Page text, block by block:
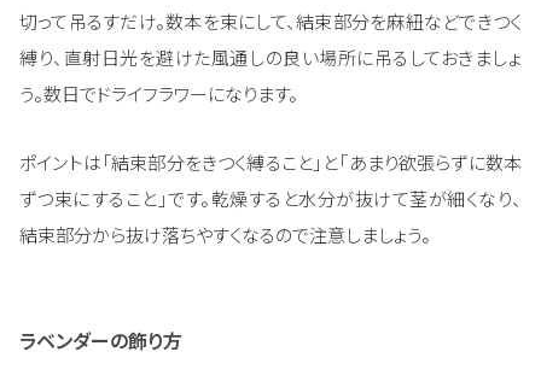
切って吊るすだけ。数本を束にして、結束部分を麻紐などできつく
縛り、直射日光を避けた風通しの良い場所に吊るしておきましょ
う。数日でドライフラワーになります。
ポイントは「結束部分をきつく縛ること」と「あまり欲張らずに数本
ずつ束にすること」です。乾燥すると水分が抜けて茎が細くなり、
結束部分から抜け落ちやすくなるので注意しましょう。
ラベンダーの飾り方